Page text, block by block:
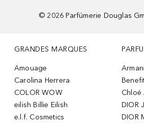
© 2026 Parfümerie Douglas
GRANDES MARQUES
Amouage
Carolina Herrera
COLOR WOW
eilish Billie Eilish
e.l.f. Cosmetics
Chloé
DIOR
DIOR